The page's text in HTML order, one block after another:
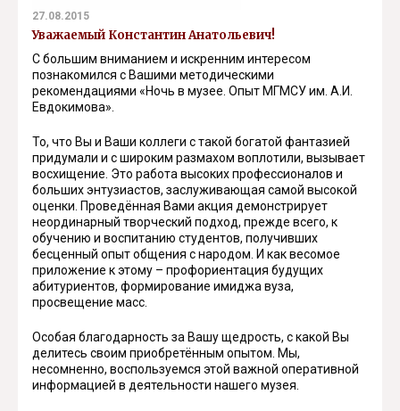
27.08.2015
Уважаемый Константин Анатольевич!
С большим вниманием и искренним интересом
познакомился с Вашими методическими
рекомендациями «Ночь в музее. Опыт МГМСУ им. А.И.
Евдокимова».
То, что Вы и Ваши коллеги с такой богатой фантазией
придумали и с широким размахом воплотили, вызывает
восхищение. Это работа высоких профессионалов и
больших энтузиастов, заслуживающая самой высокой
оценки. Проведённая Вами акция демонстрирует
неординарный творческий подход, прежде всего, к
обучению и воспитанию студентов, получивших
бесценный опыт общения с народом. И как весомое
приложение к этому – профориентация будущих
абитуриентов, формирование имиджа вуза,
просвещение масс.
Особая благодарность за Вашу щедрость, с какой Вы
делитесь своим приобретённым опытом. Мы,
несомненно, воспользуемся этой важной оперативной
информацией в деятельности нашего музея.